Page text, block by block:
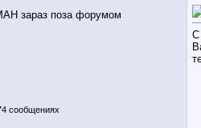
сообщениях
С